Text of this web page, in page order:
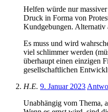
Helfen würde nur
Druck in Forma von
Kundgebungen. Alternativ
Es muss und wird
viel schlimmer werden
überhaupt einen einzigen
gesellschaftlichen
H.E. 9. Januar 2023
Unabhängig vom Thema,